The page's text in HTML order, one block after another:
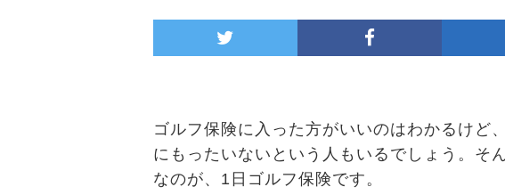
ゴルフ保険に入った方がいいのはわかるけど
にもったいないという人もいるでしょう。そ
なのが、1日ゴルフ保険です。